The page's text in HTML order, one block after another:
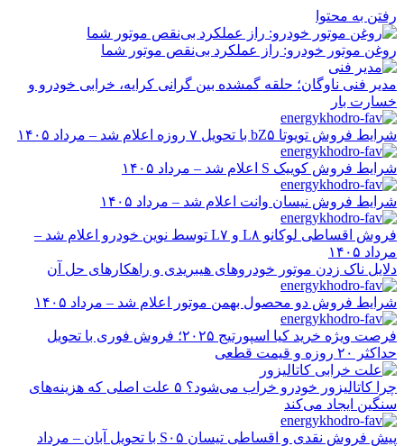
رفتن به محتوا
روغن موتور خودرو: راز عملکرد بی‌نقص موتور شما
مدیر فنی ناوگان؛ حلقه گمشده بین گرانی کرایه، خرابی خودرو و
خسارت بار
شرایط فروش تویوتا bZ۵ با تحویل ۷ روزه اعلام شد – مرداد ۱۴۰۵
شرایط فروش کوییک S اعلام شد – مرداد ۱۴۰۵
شرایط فروش نیسان وانت اعلام شد – مرداد ۱۴۰۵
فروش اقساطی لوکانو L۸ و L۷ توسط نوین خودرو اعلام شد –
مرداد ۱۴۰۵
دلایل ناک زدن موتور خودروهای هیبریدی و راهکارهای حل آن
شرایط فروش دو محصول بهمن موتور اعلام شد – مرداد ۱۴۰۵
فرصت ویژه خرید کیا اسپورتیج ۲۰۲۵؛ فروش فوری با تحویل
حداکثر ۲۰ روزه و قیمت قطعی
چرا کاتالیزور خودرو خراب می‌شود؟ ۵ علت اصلی که هزینه‌های
سنگین ایجاد می‌کند
پیش فروش نقدی و اقساطی تیسان S۰۵ با تحویل آبان – مرداد